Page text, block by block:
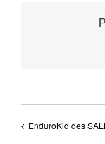
EnduroKid des